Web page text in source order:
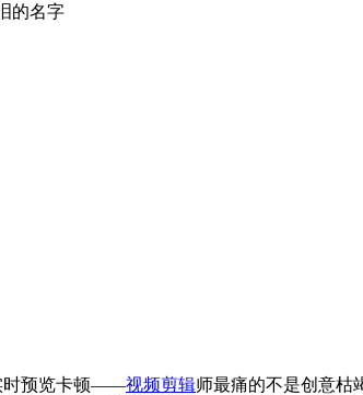
的名字
时预览卡顿——视频剪辑师最痛的不是创意枯